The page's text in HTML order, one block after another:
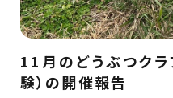
11月のどうぶつク
験）の開催報告